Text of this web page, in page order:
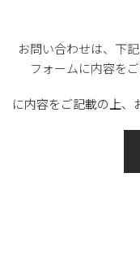
お問い合わせは、下
フォームに内容を
に内容をご記載の上、